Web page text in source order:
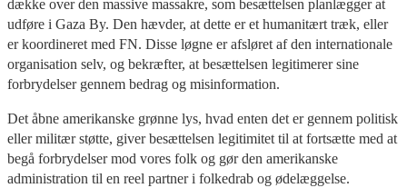
dække over den massive massakre, som besættelsen planlægger at
udføre i Gaza By. Den hævder, at dette er et humanitært træk, eller
er koordineret med FN. Disse løgne er afsløret af den internationale
organisation selv, og bekræfter, at besættelsen legitimerer sine
forbrydelser gennem bedrag og misinformation.
Det åbne amerikanske grønne lys, hvad enten det er gennem politisk
eller militær støtte, giver besættelsen legitimitet til at fortsætte med at
begå forbrydelser mod vores folk og gør den amerikanske
administration til en reel partner i folkedrab og ødelæggelse.